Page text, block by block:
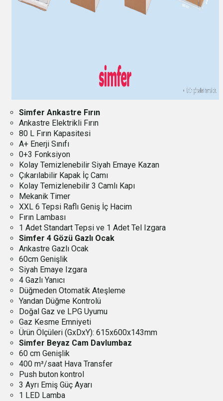
Simfer Ankastre Fırın
Ankastre Elektrikli Fırın
80 L Fırın Kapasitesi
A+ Enerji Sınıfı
0+3 Fonksiyon
Kolay Temizlenebilir Siyah Emaye Kazan
Çıkarılabilir Kapak İç Camı
Kolay Temizlenebilir 3 Camlı Kapı
Mekanik Timer
XXL 6 Tepsi Raflı Geniş İç Hacim
Fırın Lambası
1 Adet Standart Tepsi ve 1 Adet Tel Izgara
Simfer 4 Gözü Gazlı Ocak
Ankastre Gazlı Ocak
60cm Genişlik
Siyah Emaye Izgara
4 Gazlı Yanıcı
Düğmeden Otomatik Ateşleme
Yandan Düğme Kontrolü
Doğal Gaz ve LPG Uyumu
Gaz Kesme Emniyeti
Ürün Ölçüleri (GxDxY): 615x600x143mm
Simfer Beyaz Cam Davlumbaz
60 cm Genişlik
400 m³/saat Hava Transfer
Push buton kontrol
3 Ayrı Emiş Güç Ayarı
1 LED Lamba